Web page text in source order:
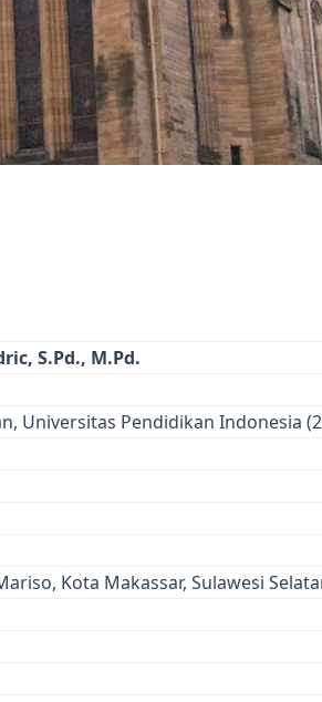
S.Pd., M.Pd.
Universitas Pendidikan Indonesia
Kota Makassar, Sulawesi